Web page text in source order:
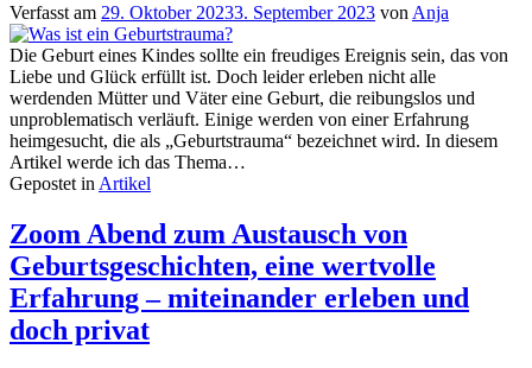
Verfasst am 29. Oktober 20233. September 2023 von Anja
Die Geburt eines Kindes sollte ein freudiges Ereignis sein, das von
Liebe und Glück erfüllt ist. Doch leider erleben nicht alle
werdenden Mütter und Väter eine Geburt, die reibungslos und
unproblematisch verläuft. Einige werden von einer Erfahrung
heimgesucht, die als „Geburtstrauma“ bezeichnet wird. In diesem
Artikel werde ich das Thema…
Gepostet in Artikel
Zoom Abend zum Austausch von
Geburtsgeschichten, eine wertvolle
Erfahrung – miteinander erleben und
doch privat